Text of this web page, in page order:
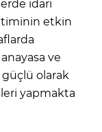
idari
etkin
ve
güçlü olarak
yapmakta